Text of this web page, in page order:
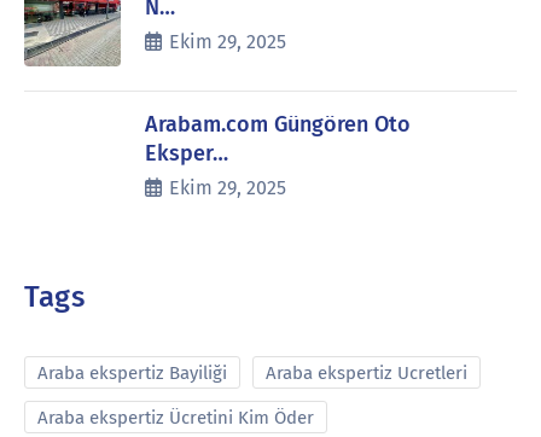
N…
Ekim 29, 2025
Arabam.com Güngören Oto
Eksper…
Ekim 29, 2025
Tags
Araba ekspertiz Bayiliği Araba ekspertiz Ucretleri
Araba ekspertiz Ücretini Kim Öder